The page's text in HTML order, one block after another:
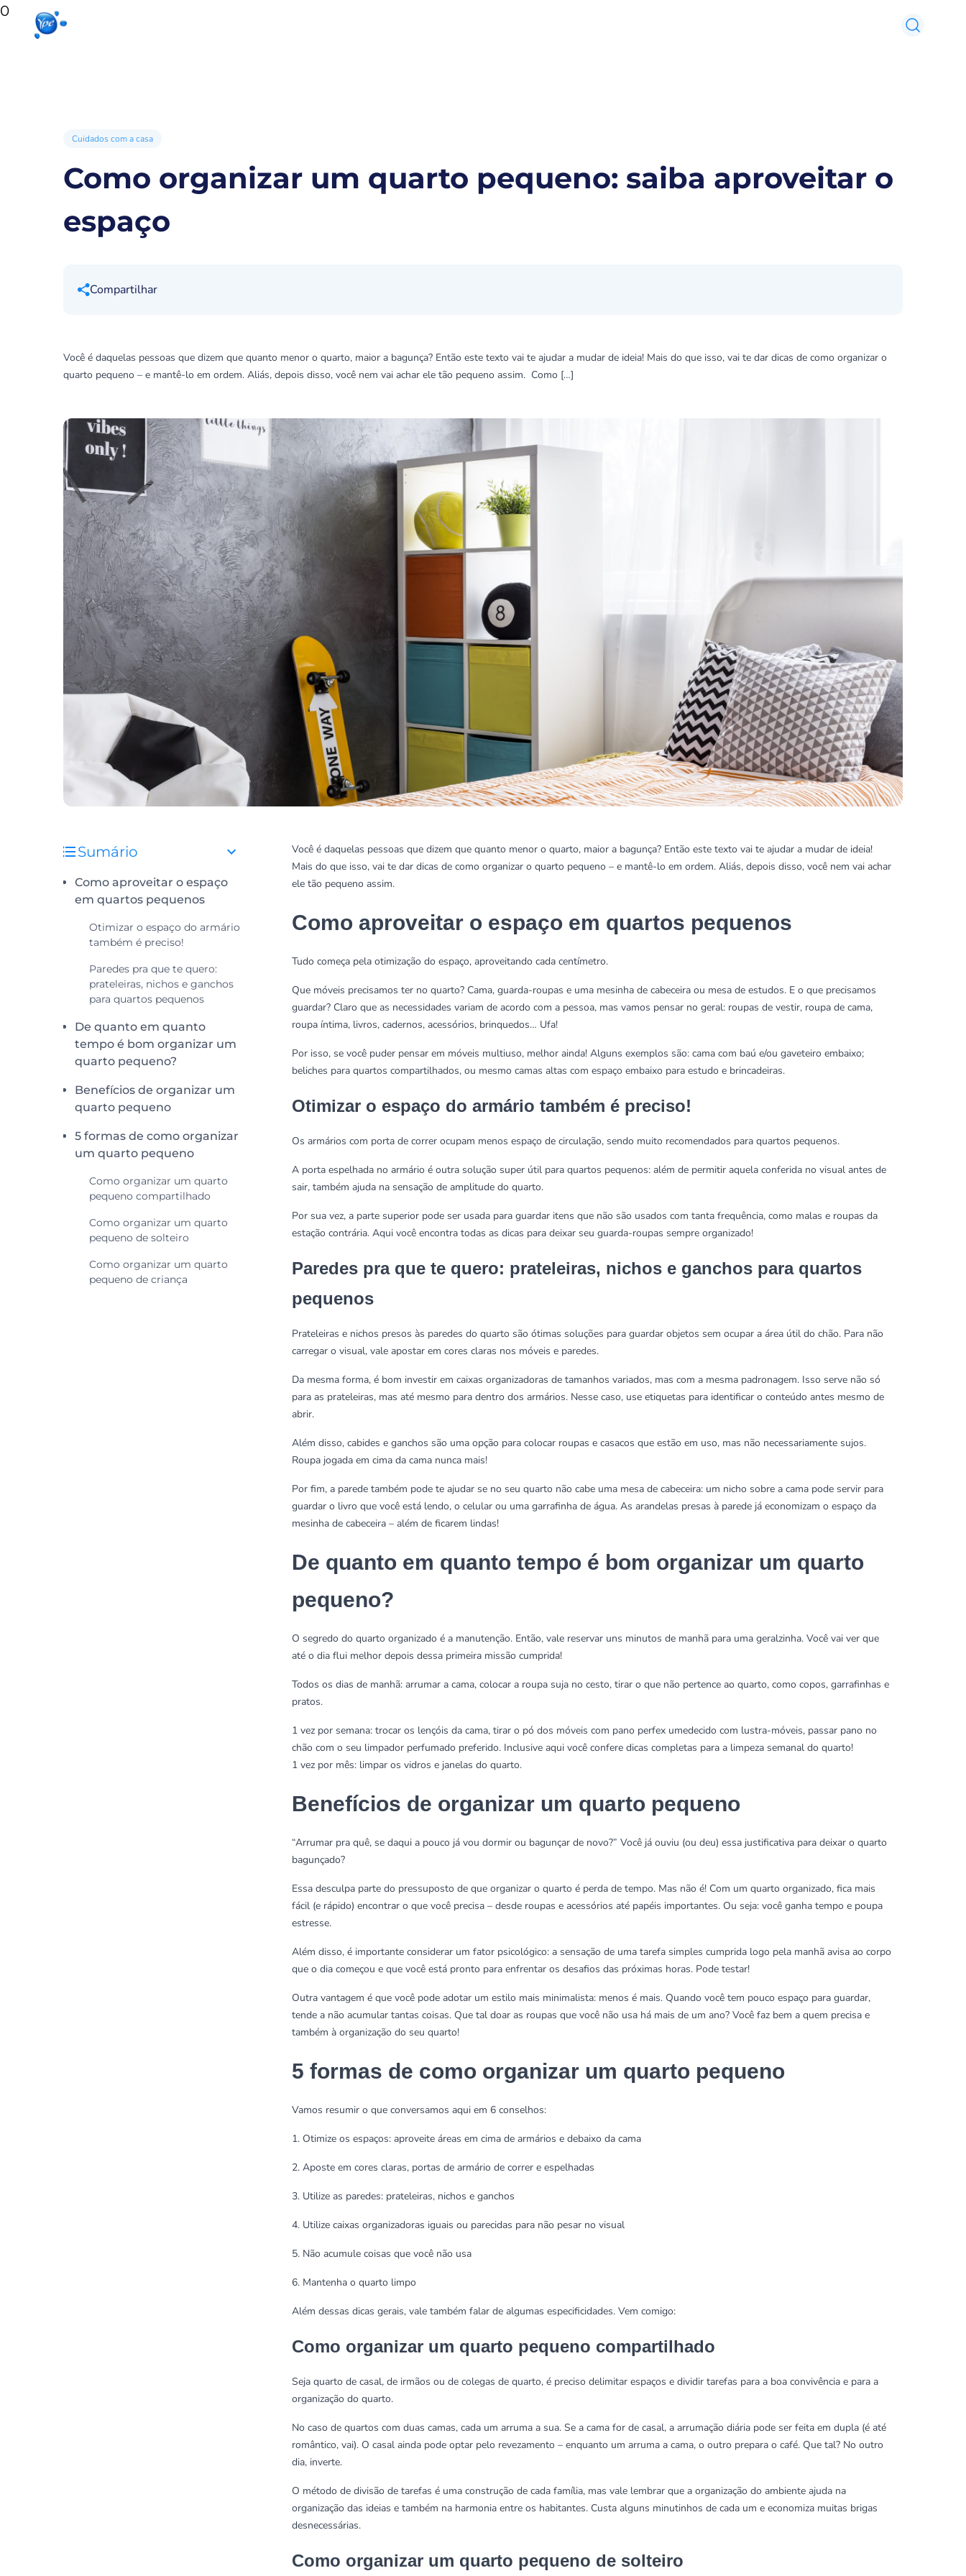
0
Cuidados com a casa
Como organizar um quarto pequeno: saiba aproveitar o
espaço
Compartilhar
Você é daquelas pessoas que dizem que quanto menor o quarto, maior a bagunça? Então este texto vai te ajudar a mudar de ideia! Mais do que isso, vai te dar dicas de como organizar o
quarto pequeno – e mantê-lo em ordem. Aliás, depois disso, você nem vai achar ele tão pequeno assim. Como […]
Sumário
Como aproveitar o espaço
em quartos pequenos
Otimizar o espaço do armário
também é preciso!
Paredes pra que te quero:
prateleiras, nichos e ganchos
para quartos pequenos
De quanto em quanto
tempo é bom organizar um
quarto pequeno?
Benefícios de organizar um
quarto pequeno
5 formas de como organizar
um quarto pequeno
Como organizar um quarto
pequeno compartilhado
Como organizar um quarto
pequeno de solteiro
Como organizar um quarto
pequeno de criança
Você é daquelas pessoas que dizem que quanto menor o quarto, maior a bagunça? Então este texto vai te ajudar a mudar de ideia!
Mais do que isso, vai te dar dicas de como organizar o quarto pequeno – e mantê-lo em ordem. Aliás, depois disso, você nem vai achar
ele tão pequeno assim.
Como aproveitar o espaço em quartos pequenos
Tudo começa pela otimização do espaço, aproveitando cada centímetro.
Que móveis precisamos ter no quarto? Cama, guarda-roupas e uma mesinha de cabeceira ou mesa de estudos. E o que precisamos
guardar? Claro que as necessidades variam de acordo com a pessoa, mas vamos pensar no geral: roupas de vestir, roupa de cama,
roupa íntima, livros, cadernos, acessórios, brinquedos… Ufa!
Por isso, se você puder pensar em móveis multiuso, melhor ainda! Alguns exemplos são: cama com baú e/ou gaveteiro embaixo;
beliches para quartos compartilhados, ou mesmo camas altas com espaço embaixo para estudo e brincadeiras.
Otimizar o espaço do armário também é preciso!
Os armários com porta de correr ocupam menos espaço de circulação, sendo muito recomendados para quartos pequenos.
A porta espelhada no armário é outra solução super útil para quartos pequenos: além de permitir aquela conferida no visual antes de
sair, também ajuda na sensação de amplitude do quarto.
Por sua vez, a parte superior pode ser usada para guardar itens que não são usados com tanta frequência, como malas e roupas da
estação contrária. Aqui você encontra todas as dicas para deixar seu guarda-roupas sempre organizado!
Paredes pra que te quero: prateleiras, nichos e ganchos para quartos
pequenos
Prateleiras e nichos presos às paredes do quarto são ótimas soluções para guardar objetos sem ocupar a área útil do chão. Para não
carregar o visual, vale apostar em cores claras nos móveis e paredes.
Da mesma forma, é bom investir em caixas organizadoras de tamanhos variados, mas com a mesma padronagem. Isso serve não só
para as prateleiras, mas até mesmo para dentro dos armários. Nesse caso, use etiquetas para identificar o conteúdo antes mesmo de
abrir.
Além disso, cabides e ganchos são uma opção para colocar roupas e casacos que estão em uso, mas não necessariamente sujos.
Roupa jogada em cima da cama nunca mais!
Por fim, a parede também pode te ajudar se no seu quarto não cabe uma mesa de cabeceira: um nicho sobre a cama pode servir para
guardar o livro que você está lendo, o celular ou uma garrafinha de água. As arandelas presas à parede já economizam o espaço da
mesinha de cabeceira – além de ficarem lindas!
De quanto em quanto tempo é bom organizar um quarto
pequeno?
O segredo do quarto organizado é a manutenção. Então, vale reservar uns minutos de manhã para uma geralzinha. Você vai ver que
até o dia flui melhor depois dessa primeira missão cumprida!
Todos os dias de manhã: arrumar a cama, colocar a roupa suja no cesto, tirar o que não pertence ao quarto, como copos, garrafinhas e
pratos.
1 vez por semana: trocar os lençóis da cama, tirar o pó dos móveis com pano perfex umedecido com lustra-móveis, passar pano no
chão com o seu limpador perfumado preferido. Inclusive aqui você confere dicas completas para a limpeza semanal do quarto!
1 vez por mês: limpar os vidros e janelas do quarto.
Benefícios de organizar um quarto pequeno
“Arrumar pra quê, se daqui a pouco já vou dormir ou bagunçar de novo?” Você já ouviu (ou deu) essa justificativa para deixar o quarto
bagunçado?
Essa desculpa parte do pressuposto de que organizar o quarto é perda de tempo. Mas não é! Com um quarto organizado, fica mais
fácil (e rápido) encontrar o que você precisa – desde roupas e acessórios até papéis importantes. Ou seja: você ganha tempo e poupa
estresse.
Além disso, é importante considerar um fator psicológico: a sensação de uma tarefa simples cumprida logo pela manhã avisa ao corpo
que o dia começou e que você está pronto para enfrentar os desafios das próximas horas. Pode testar!
Outra vantagem é que você pode adotar um estilo mais minimalista: menos é mais. Quando você tem pouco espaço para guardar,
tende a não acumular tantas coisas. Que tal doar as roupas que você não usa há mais de um ano? Você faz bem a quem precisa e
também à organização do seu quarto!
5 formas de como organizar um quarto pequeno
Vamos resumir o que conversamos aqui em 6 conselhos:
1. Otimize os espaços: aproveite áreas em cima de armários e debaixo da cama
2. Aposte em cores claras, portas de armário de correr e espelhadas
3. Utilize as paredes: prateleiras, nichos e ganchos
4. Utilize caixas organizadoras iguais ou parecidas para não pesar no visual
5. Não acumule coisas que você não usa
6. Mantenha o quarto limpo
Além dessas dicas gerais, vale também falar de algumas especificidades. Vem comigo:
Como organizar um quarto pequeno compartilhado
Seja quarto de casal, de irmãos ou de colegas de quarto, é preciso delimitar espaços e dividir tarefas para a boa convivência e para a
organização do quarto.
No caso de quartos com duas camas, cada um arruma a sua. Se a cama for de casal, a arrumação diária pode ser feita em dupla (é até
romântico, vai). O casal ainda pode optar pelo revezamento – enquanto um arruma a cama, o outro prepara o café. Que tal? No outro
dia, inverte.
O método de divisão de tarefas é uma construção de cada família, mas vale lembrar que a organização do ambiente ajuda na
organização das ideias e também na harmonia entre os habitantes. Custa alguns minutinhos de cada um e economiza muitas brigas
desnecessárias.
Como organizar um quarto pequeno de solteiro